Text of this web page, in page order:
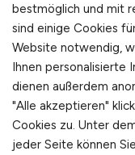
d
Deutschland
bestmöglich und mit
sind einige Cookies
Website notwendig,
Ihnen personalisierte
dienen außerdem
"Alle akzeptieren"
Cookies zu. Unter
jeder Seite können